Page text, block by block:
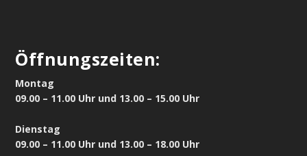
Öffnungszeiten:
Montag
09.00 – 11.00 Uhr und 13.00 – 15.00 Uhr
Dienstag
09.00 – 11.00 Uhr und 13.00 – 18.00 Uhr